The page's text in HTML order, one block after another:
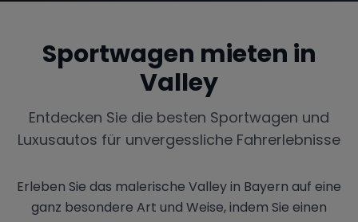
Sportwagen mieten in
Valley
Entdecken Sie die besten Sportwagen und
Luxusautos für unvergessliche Fahrerlebnisse
Erleben Sie das malerische Valley in Bayern auf eine
ganz besondere Art und Weise, indem Sie einen